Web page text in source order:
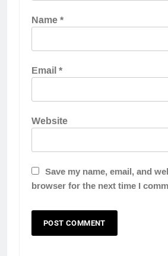
Name*
Email*
Website
Save my name, email, and
browser for the next time I